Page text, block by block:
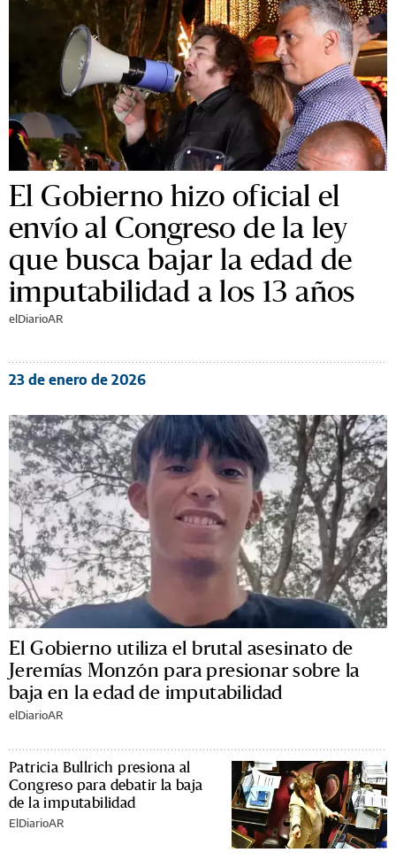
El Gobierno hizo oficial el
envío al Congreso de la ley
que busca bajar la edad de
imputabilidad a los 13 años
elDiarioAR
23 de enero de 2026
El Gobierno utiliza el brutal asesinato de
Jeremías Monzón para presionar sobre la
baja en la edad de imputabilidad
elDiarioAR
Patricia Bullrich presiona al
Congreso para debatir la baja
de la imputabilidad
ElDiarioAR